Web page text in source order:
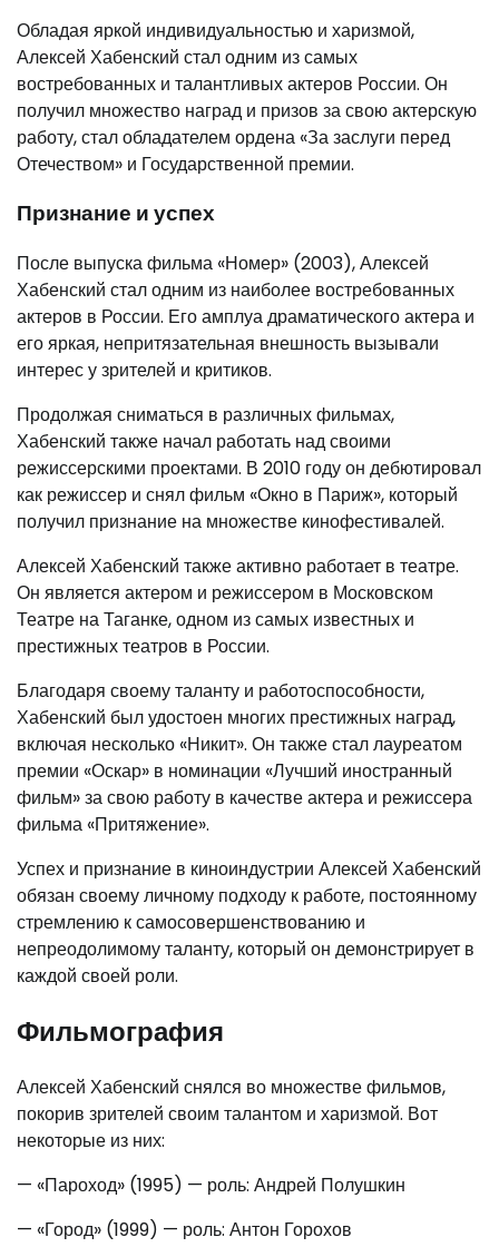
Обладая яркой индивидуальностью и харизмой,
Алексей Хабенский стал одним из самых
востребованных и талантливых актеров России. Он
получил множество наград и призов за свою актерскую
работу, стал обладателем ордена «За заслуги перед
Отечеством» и Государственной премии.
Признание и успех
После выпуска фильма «Номер» (2003), Алексей
Хабенский стал одним из наиболее востребованных
актеров в России. Его амплуа драматического актера и
его яркая, непритязательная внешность вызывали
интерес у зрителей и критиков.
Продолжая сниматься в различных фильмах,
Хабенский также начал работать над своими
режиссерскими проектами. В 2010 году он дебютировал
как режиссер и снял фильм «Окно в Париж», который
получил признание на множестве кинофестивалей.
Алексей Хабенский также активно работает в театре.
Он является актером и режиссером в Московском
Театре на Таганке, одном из самых известных и
престижных театров в России.
Благодаря своему таланту и работоспособности,
Хабенский был удостоен многих престижных наград,
включая несколько «Никит». Он также стал лауреатом
премии «Оскар» в номинации «Лучший иностранный
фильм» за свою работу в качестве актера и режиссера
фильма «Притяжение».
Успех и признание в киноиндустрии Алексей Хабенский
обязан своему личному подходу к работе, постоянному
стремлению к самосовершенствованию и
непреодолимому таланту, который он демонстрирует в
каждой своей роли.
Фильмография
Алексей Хабенский снялся во множестве фильмов,
покорив зрителей своим талантом и харизмой. Вот
некоторые из них:
— «Пароход» (1995) — роль: Андрей Полушкин
— «Город» (1999) — роль: Антон Горохов